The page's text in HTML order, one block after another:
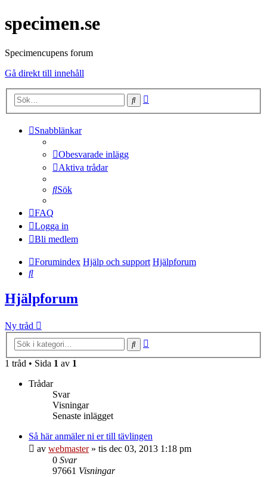
specimen.se
Specimencupens forum
Gå direkt till innehåll
Sök
Snabblänkar
Obesvarade inlägg
Aktiva trådar
Sök
FAQ
Logga in
Bli medlem
Forumindex Hjälp och support Hjälpforum
Sök
Hjälpforum
Ny tråd
Sök
1 tråd • Sida 1 av 1
Trådar
Svar
Visningar
Senaste inlägget
Så här anmäler ni er till tävlingen
av webmaster» tis dec 03, 2013 1:18 pm
0 Svar
97661 Visningar